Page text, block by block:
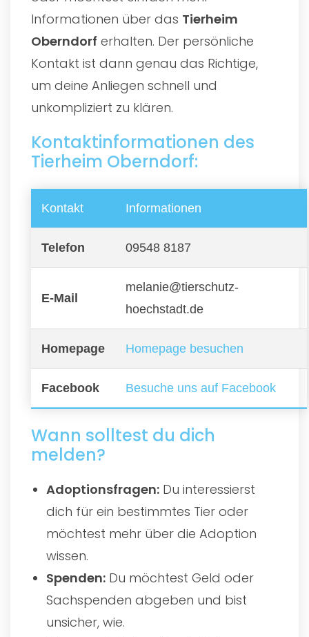
Informationen über das Tierheim
Oberndorf erhalten. Der persönliche
Kontakt ist dann genau das Richtige,
um deine Anliegen schnell und
unkompliziert zu klären.
Kontaktinformationen des
Tierheim Oberndorf:
Kontakt Informationen
Telefon 09548 8187
E-Mail
melanie@tierschutz-
hoechstadt.de
Homepage Homepage besuchen
Facebook Besuche uns auf Facebook
Wann solltest du dich
melden?
Adoptionsfragen: Du interessierst
dich für ein bestimmtes Tier oder
möchtest mehr über die Adoption
wissen.
Spenden: Du möchtest Geld oder
Sachspenden abgeben und bist
unsicher, wie.